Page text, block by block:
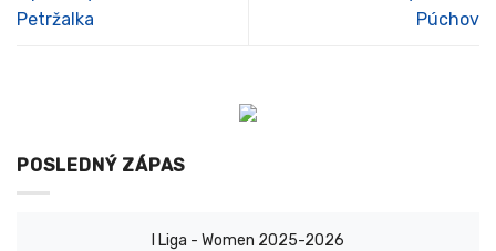
Petržalka
Púchov
POSLEDNÝ ZÁPAS
I Liga - Women 2025-2026